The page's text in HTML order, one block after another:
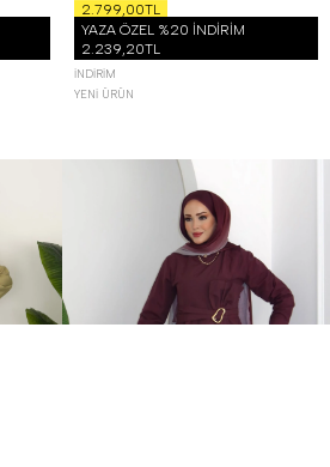
2.799,00TL
YAZA ÖZEL %20 İNDİRİM
2.239,20TL
İNDIRIM
YENI ÜRÜN